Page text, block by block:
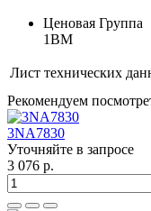
Ценовая Группа
1BM
Лист технических
Рекомендуем
3NA7830
Уточняйте в запросе
3 076 р.